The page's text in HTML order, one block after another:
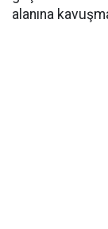
alanına